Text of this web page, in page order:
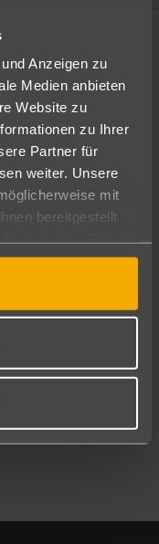
Anzeigen zu
Medien anbieten
Website zu
zu Ihrer
Partner für
weiter. Unsere
mit
bereitgestellt
Nur Hotel